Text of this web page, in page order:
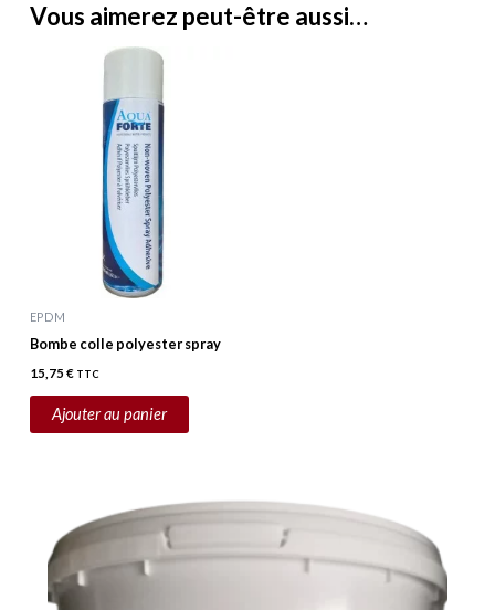
Vous aimerez peut-être aussi…
EPDM
Bombe colle polyester spray
15,75 € TTC
Ajouter au panier